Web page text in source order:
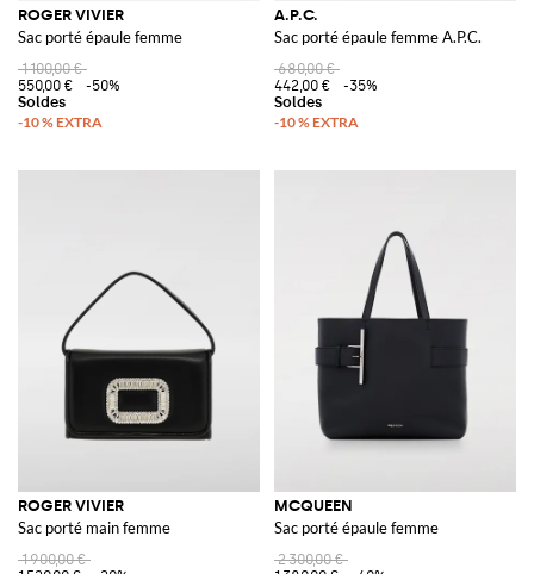
ROGER VIVIER
Sac porté épaule femme
1 100,00 €
550,00 €
-50%
A.P.C.
Sac porté épaule femme A.P.C.
680,00 €
442,00 €
-35%
ROGER VIVIER
Sac porté main femme
1 900,00 €
MCQUEEN
Sac porté épaule femme
2 300,00 €